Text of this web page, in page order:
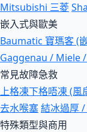
Mitsubishi 三菱
嵌入式與歐美
Baumatic 寶瑪客 (
Gaggenau / Miele
常見故障急救
上格凍下格唔凍 (風
去水喉塞結冰過厚
特殊類型與商用